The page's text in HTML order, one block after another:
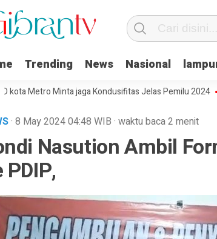
Trending News Nasional
Metro Minta jaga Kondusifitas Jelas Pemilu 2024
· 8 May 202404:48 WIB · waktu baca 2 menit
Nasution Ambil
PDIP,